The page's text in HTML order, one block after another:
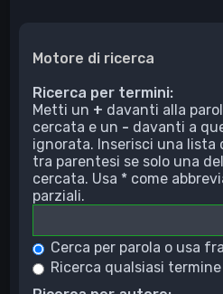
Motore di ricerca
Ricerca per termini:
Metti un + davanti alla
cercata e un - davanti a
ignorata. Inserisci una lista
tra parentesi se solo una
cercata. Usa * come
parziali.
Cerca per parola o usa
Ricerca qualsiasi termine